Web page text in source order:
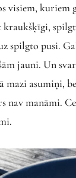
visiem, kuriem
spilgto pusi.
jauni. Un
mazi asumiņi,
nav manāmi.